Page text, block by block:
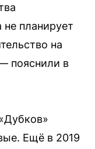
планирует
на
пояснили в
Ещё в 2019